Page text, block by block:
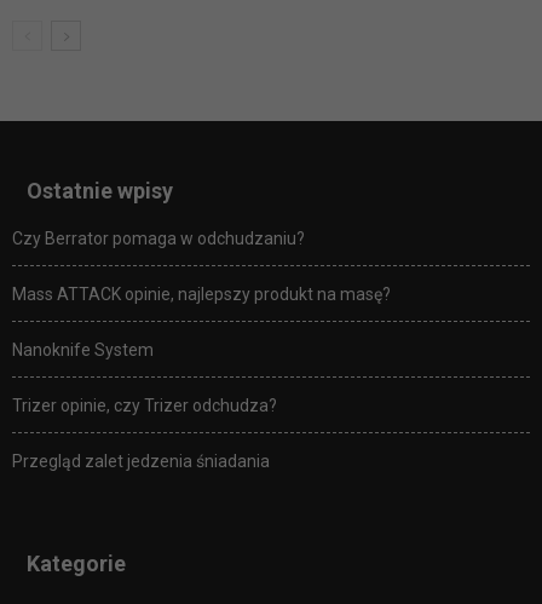
Ostatnie wpisy
Czy Berrator pomaga w odchudzaniu?
Mass ATTACK opinie, najlepszy produkt na masę?
Nanoknife System
Trizer opinie, czy Trizer odchudza?
Przegląd zalet jedzenia śniadania
Kategorie